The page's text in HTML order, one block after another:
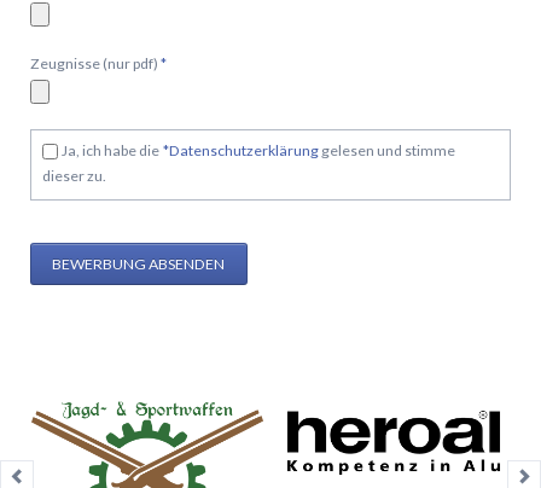
Pflichtfeld
Zeugnisse (nur pdf) *
Pflichtfeld
Ja, ich habe die *Datenschutzerklärung gelesen und stimme
dieser zu.
BEWERBUNG ABSENDEN